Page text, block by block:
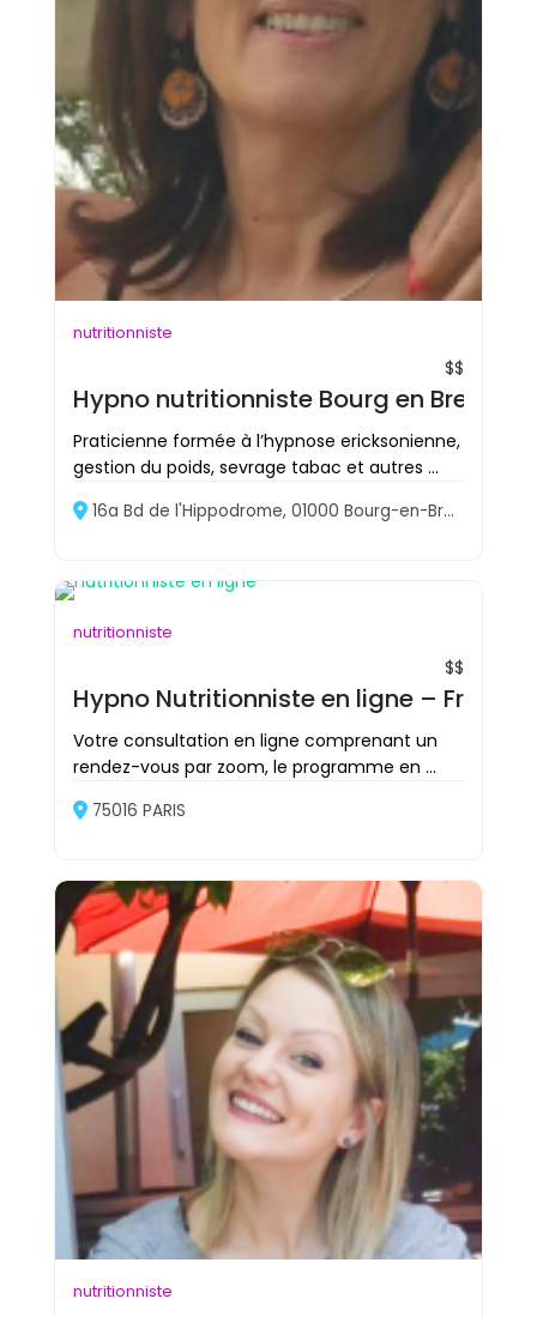
nutritionniste
$$
Hypno nutritionniste Bourg en Bresse
Praticienne formée à l’hypnose ericksonienne,
gestion du poids, sevrage tabac et autres ...
16a Bd de l'Hippodrome, 01000 Bourg-en-Bresse, France
nutritionniste
$$
Hypno Nutritionniste en ligne –
Votre consultation en ligne comprenant un
rendez-vous par zoom, le programme en ...
75016 PARIS
nutritionniste